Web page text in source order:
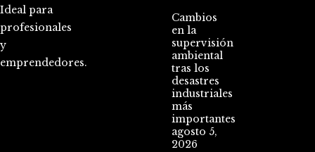
Ideal para
profesionales
y
emprendedores.
Cambios
en la
supervisión
ambiental
tras los
desastres
industriales
más
importantes
agosto 5,
2026